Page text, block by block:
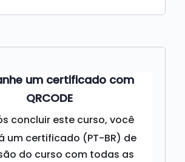
um certificado com
QRCODE
concluir este curso, você
um certificado (PT-BR) de
do curso com todas as